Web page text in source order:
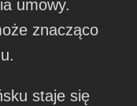
umowy.
znacząco
staje się